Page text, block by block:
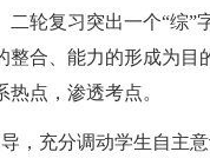
轮复习突出一个“综”
整合、能力的形成为
点，渗透考点。
充分调动学生自主意